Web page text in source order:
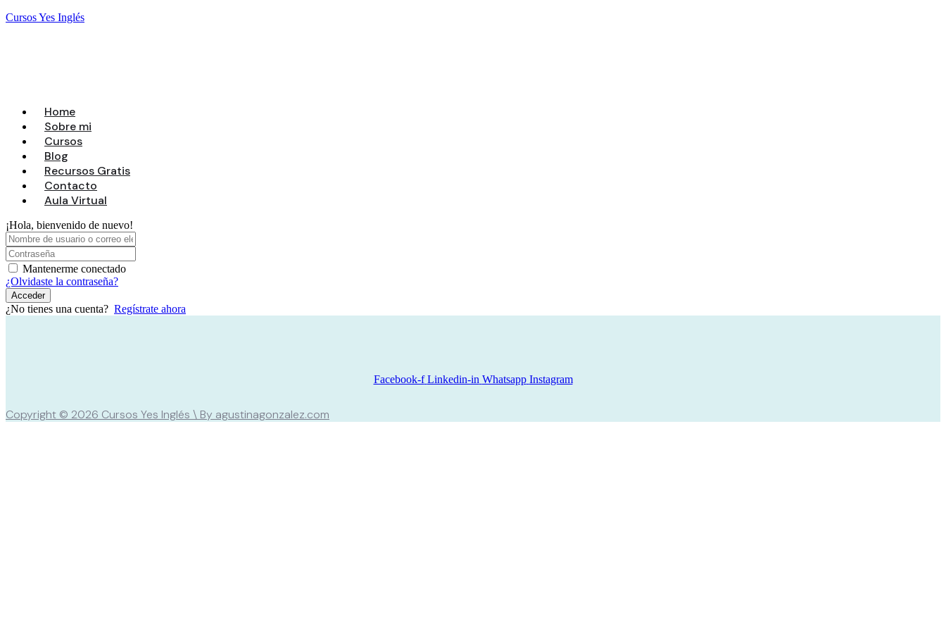
Saltar
Cursos Yes Inglés
Menú
Home
Sobre mi
Cursos
Blog
Recursos Gratis
Contacto
Aula Virtual
¡Hola, bienvenido de nuevo!
Mantenerme conectado
¿Olvidaste la contraseña?
Acceder
¿No tienes una cuenta? Regístrate ahora
Facebook-f Linkedin-in Whatsapp Instagram
Copyright © 2026 Cursos Yes Inglés \ By agustinagonzalez.com